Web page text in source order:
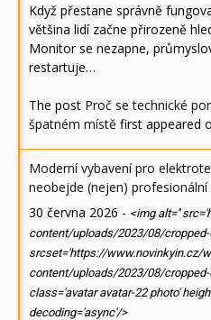
Když přestane správně
většina lidí začne přirozeně
Monitor se nezapne,
restartuje…
The post Proč se technické
špatném místě first appeared
Moderní vybavení pro
neobejde (nejen) profesionální
30 června 2026 - <img alt=''
content/uploads/2023/08/cropped-
srcset='https://www.novinkyin.cz/
content/uploads/2023/08/cropped-
class='avatar avatar-22 photo'
decoding='async'/>